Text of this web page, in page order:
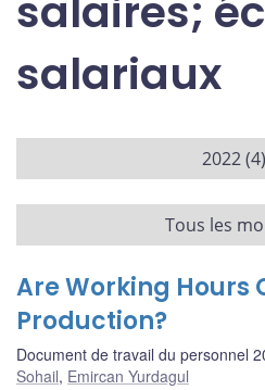
salaires;
salariaux
2022 (4)
Tous les
Are Working Hours
Production?
Document de travail du personnel
Sohail, Emircan Yurdagul